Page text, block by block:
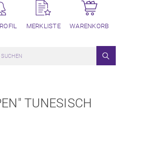
MERKLISTE WARENKORB
TUNESISCH